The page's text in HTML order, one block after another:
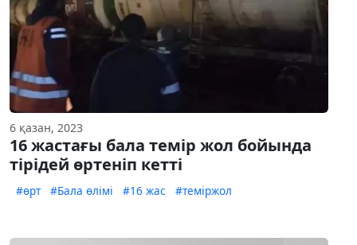
6 қазан, 2023
16 жастағы бала темір жол бойында
тірідей өртеніп кетті
#өрт #Бала өлімі #16 жас #теміржол